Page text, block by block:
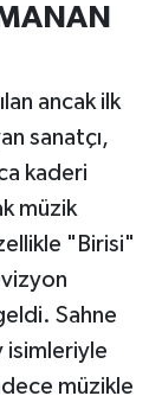
ancak ilk
sanatçı,
kaderi
müzik
"Birisi"
Sahne
isimleriyle
müzikle